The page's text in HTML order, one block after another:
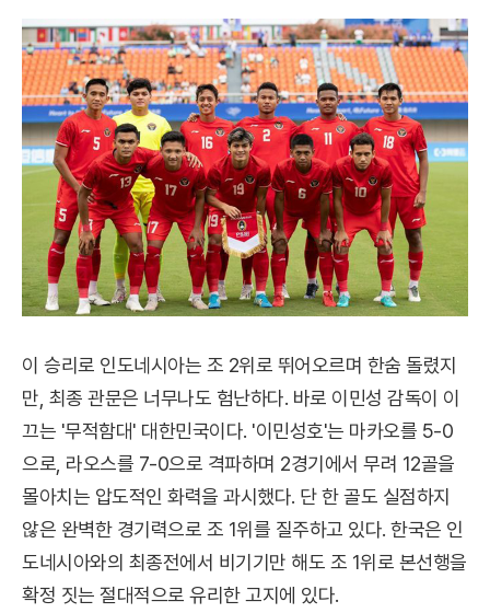
이 승리로 인도네시아는 조 2위로 뛰어오르며 한숨 돌렸지
만, 최종 관문은 너무나도 험난하다. 바로 이민성 감독이 이
끄는 '무적함대' 대한민국이다. '이민성호'는 마카오를 5-0
으로, 라오스를 7-0으로 격파하며 2경기에서 무려 12골을
몰아치는 압도적인 화력을 과시했다. 단 한 골도 실점하지
않은 완벽한 경기력으로 조 1위를 질주하고 있다. 한국은 인
도네시아와의 최종전에서 비기기만 해도 조 1위로 본선행을
확정 짓는 절대적으로 유리한 고지에 있다.